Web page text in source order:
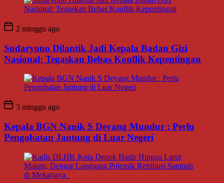
2 minggu ago
Sudaryono Dilantik Jadi Kepala Badan Gizi
Nasional: Tegaskan Bebas Konflik Kepentingan
3 minggu ago
Kepala BGN Nanik S Deyang Mundur : Perlu
Pengobatan Jantung di Luar Negeri